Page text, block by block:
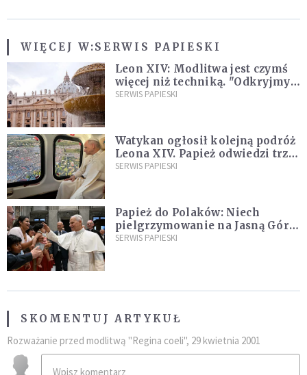
WIĘCEJ W:SERWIS PAPIESKI
Leon XIV: Modlitwa jest czymś
więcej niż techniką. "Odkryjmy
ją na nowo"
SERWIS PAPIESKI
Watykan ogłosił kolejną podróż
Leona XIV. Papież odwiedzi trzy
kraje Ameryki Południowej
SERWIS PAPIESKI
Papież do Polaków: Niech
pielgrzymowanie na Jasną Górę
umocni wiarę i nadzieję
SERWIS PAPIESKI
SKOMENTUJ ARTYKUŁ
Rozważanie przed modlitwą "Regina coeli", 29 kwietnia 2001